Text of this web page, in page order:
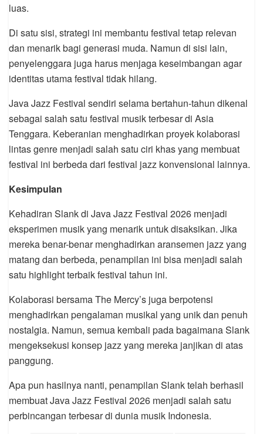
luas.
Di satu sisi, strategi ini membantu festival tetap relevan
dan menarik bagi generasi muda. Namun di sisi lain,
penyelenggara juga harus menjaga keseimbangan agar
identitas utama festival tidak hilang.
Java Jazz Festival sendiri selama bertahun-tahun dikenal
sebagai salah satu festival musik terbesar di Asia
Tenggara. Keberanian menghadirkan proyek kolaborasi
lintas genre menjadi salah satu ciri khas yang membuat
festival ini berbeda dari festival jazz konvensional lainnya.
Kesimpulan
Kehadiran Slank di Java Jazz Festival 2026 menjadi
eksperimen musik yang menarik untuk disaksikan. Jika
mereka benar-benar menghadirkan aransemen jazz yang
matang dan berbeda, penampilan ini bisa menjadi salah
satu highlight terbaik festival tahun ini.
Kolaborasi bersama The Mercy’s juga berpotensi
menghadirkan pengalaman musikal yang unik dan penuh
nostalgia. Namun, semua kembali pada bagaimana Slank
mengeksekusi konsep jazz yang mereka janjikan di atas
panggung.
Apa pun hasilnya nanti, penampilan Slank telah berhasil
membuat Java Jazz Festival 2026 menjadi salah satu
perbincangan terbesar di dunia musik Indonesia.